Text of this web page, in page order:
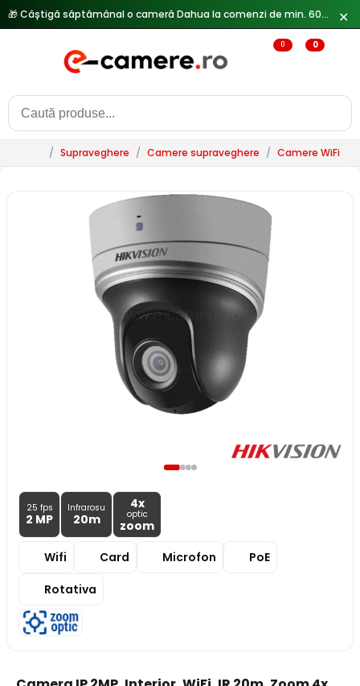
✕
0 0
/ Supraveghere / Camere supraveghere / Camere WiFi &
25 fps
2 MP
Infrarosu
20m
4x
optic
zoom
Wifi
Card Microfon
PoE
Rotativa